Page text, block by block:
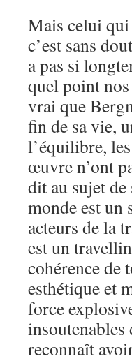
Mais celui qui
c’est sans
a pas si
quel point
vrai que
fin de sa vie,
l’équilibre,
œuvre n’ont
dit au sujet
monde est un
acteurs de la
est un
cohérence de
esthétique et
force
reconnaît